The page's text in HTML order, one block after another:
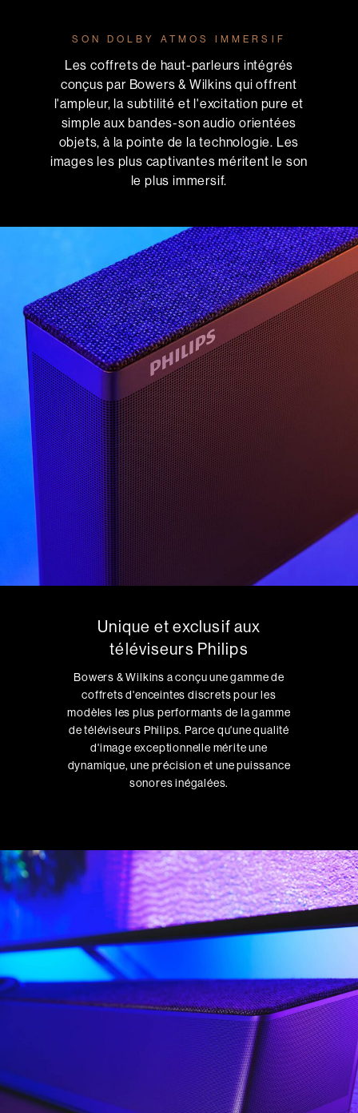
SON DOLBY ATMOS IMMERSIF
Les coffrets de haut-parleurs intégrés
conçus par Bowers & Wilkins qui offrent
l'ampleur, la subtilité et l'excitation pure et
simple aux bandes-son audio orientées
objets, à la pointe de la technologie. Les
images les plus captivantes méritent le son
le plus immersif.
Unique et exclusif aux
téléviseurs Philips
Bowers & Wilkins a conçu une gamme de
coffrets d'enceintes discrets pour les
modèles les plus performants de la gamme
de téléviseurs Philips. Parce qu'une qualité
d'image exceptionnelle mérite une
dynamique, une précision et une puissance
sonores inégalées.